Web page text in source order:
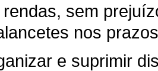
sem
nos
e suprimir